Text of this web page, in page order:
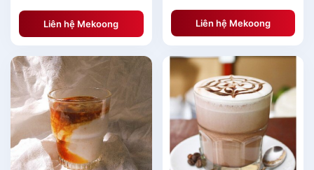
Liên hệ Mekoong Liên hệ Mekoong